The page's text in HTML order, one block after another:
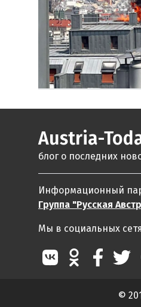
Austria-
блог о последних
Информационный
Группа "Русская
Мы в социальных
©